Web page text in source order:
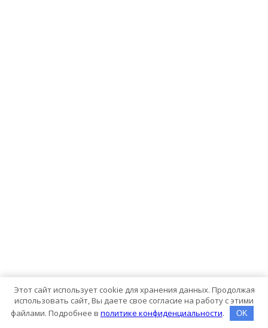
Этот сайт использует cookie для хранения данных. Продолжая
использовать сайт, Вы даете свое согласие на работу с этими
файлами. Подробнее в политике конфиденциальности. OK